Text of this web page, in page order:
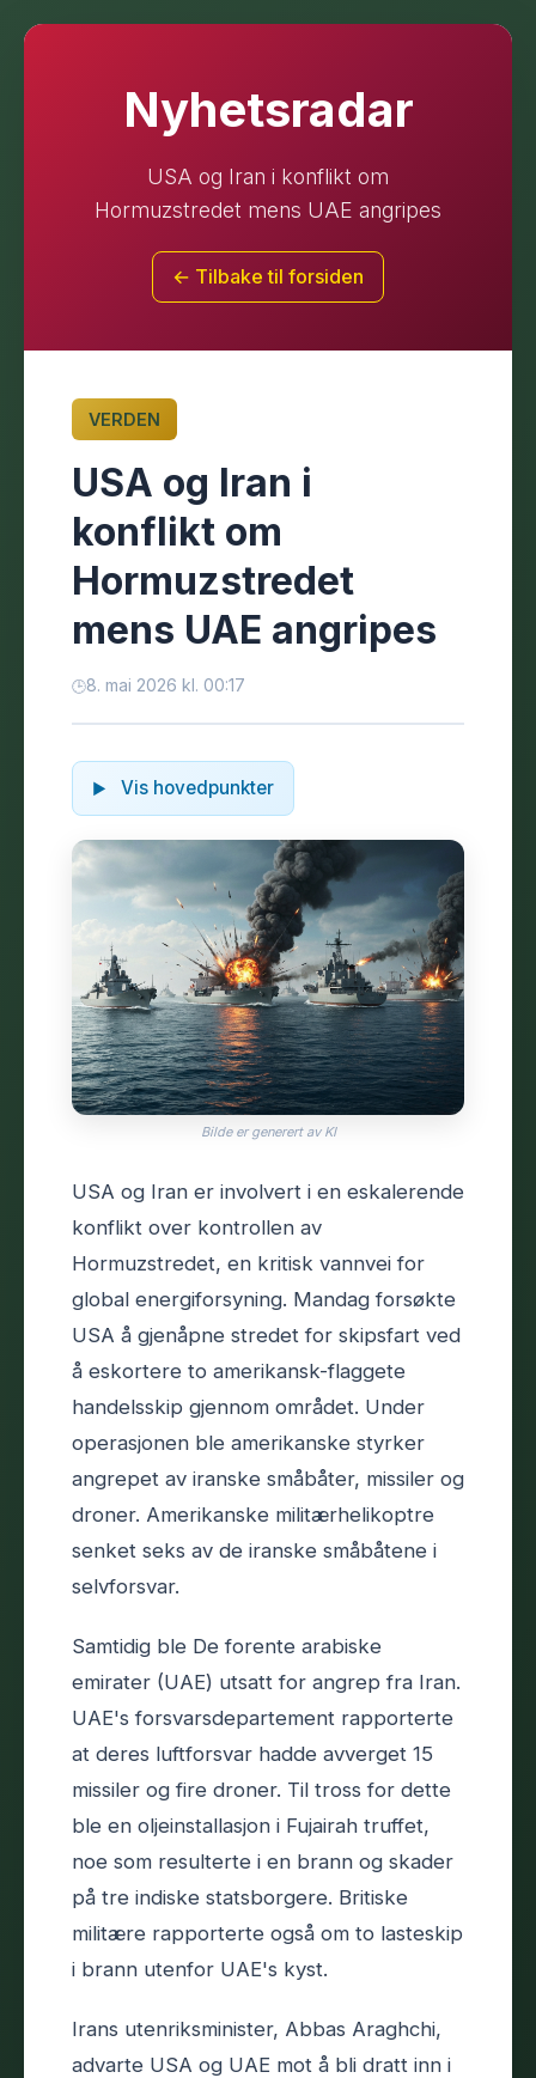
Nyhetsradar
USA og Iran i konflikt om
Hormuzstredet mens UAE angripes
← Tilbake til forsiden
VERDEN
USA og Iran i
konflikt om
Hormuzstredet
mens UAE angripes
8. mai 2026 kl. 00:17
Vis hovedpunkter
Bilde er generert av KI
USA og Iran er involvert i en eskalerende
konflikt over kontrollen av
Hormuzstredet, en kritisk vannvei for
global energiforsyning. Mandag forsøkte
USA å gjenåpne stredet for skipsfart ved
å eskortere to amerikansk-flaggete
handelsskip gjennom området. Under
operasjonen ble amerikanske styrker
angrepet av iranske småbåter, missiler og
droner. Amerikanske militærhelikoptre
senket seks av de iranske småbåtene i
selvforsvar.
Samtidig ble De forente arabiske
emirater (UAE) utsatt for angrep fra Iran.
UAE's forsvarsdepartement rapporterte
at deres luftforsvar hadde avverget 15
missiler og fire droner. Til tross for dette
ble en oljeinstallasjon i Fujairah truffet,
noe som resulterte i en brann og skader
på tre indiske statsborgere. Britiske
militære rapporterte også om to lasteskip
i brann utenfor UAE's kyst.
Irans utenriksminister, Abbas Araghchi,
advarte USA og UAE mot å bli dratt inn i